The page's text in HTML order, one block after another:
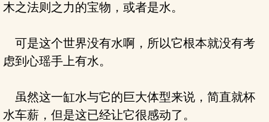
木之法则之力的宝物，或者是水。
可是这个世界没有水啊，所以它根本就没有考
虑到心瑶手上有水。
虽然这一缸水与它的巨大体型来说，简直就杯
水车薪，但是这已经让它很感动了。